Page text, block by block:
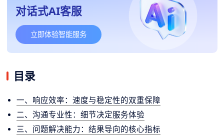
对话式AI客服
立即体验智能服务
目录
一、响应效率：速度与稳定性的双重保障
二、沟通专业性：细节决定服务体验
三、问题解决能力：结果导向的核心指标